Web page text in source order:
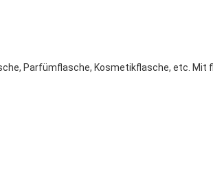
Parfümflasche, Kosmetikflasche, etc. Mit